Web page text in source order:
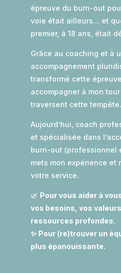
épreuve du burn-out
voie était ailleurs… et
premier, à 18 ans, était
Grâce au coaching et à
accompagnement
transformé cette
accompagner à mon
traversent cette tempête.
Aujourd’hui, coach
et spécialisée dans
burn-out (professionnel
mets mon expérience et
votre service.
🌿 Pour vous aider à
vos besoins, vos
ressources profondes.
✨ Pour (re)trouver un
plus épanouissante.